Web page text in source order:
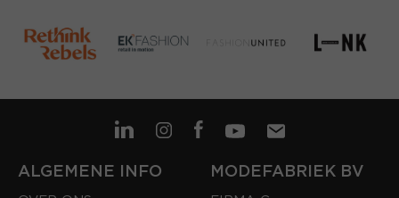
ALGEMENE INFO MODEFABRIEK BV